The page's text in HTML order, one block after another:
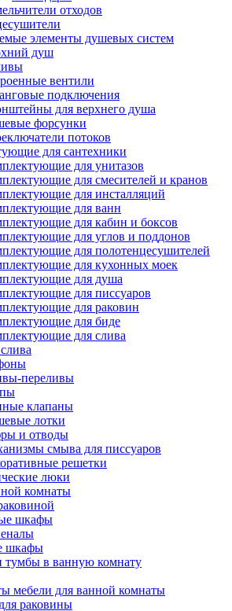
отходов
элементы душевых систем
душ
вентили
подключения
для верхнего душа
форсунки
потоков
для сантехники
для унитазов
для смесителей и кранов
для инсталляций
для ванн
для кабин и боксов
для углов и поддонов
для полотенцесушителей
для кухонных моек
для душа
для писсуаров
для раковин
для биде
для слива
переливы
клапаны
лотки
и отводы
смыва для писсуаров
решетки
люки
комнаты
шкафы
шкафы
в ванную комнату
мебели для ванной комнаты
раковины